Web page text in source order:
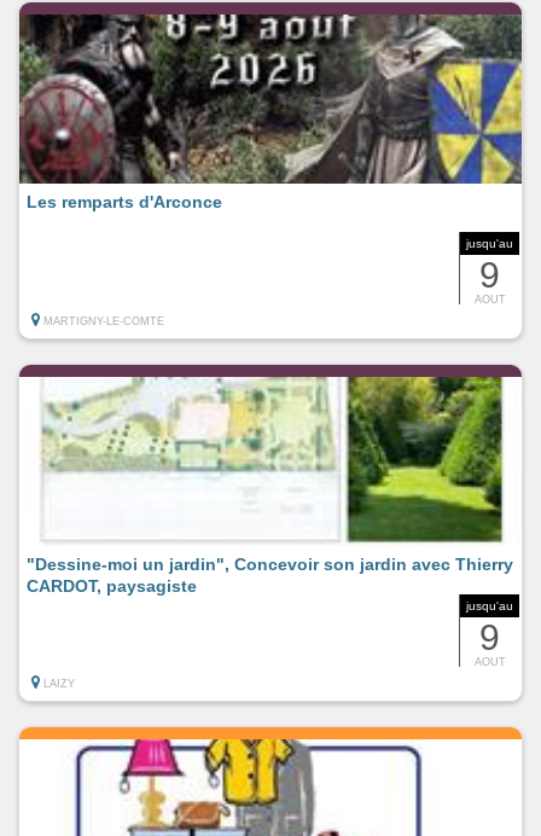
jusqu'au
9
AOUT
Les remparts d'Arconce
MARTIGNY-LE-COMTE
jusqu'au
9
AOUT
"Dessine-moi un jardin", Concevoir son jardin avec Thierry
CARDOT, paysagiste
LAIZY